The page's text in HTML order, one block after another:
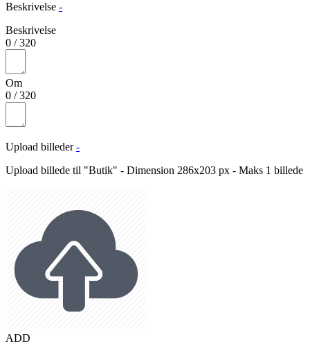
Beskrivelse -
Beskrivelse
0 /320
Om
0 /320
Upload billeder -
Upload billede til "Butik" - Dimension 286x203 px - Maks 1 billede
ADD